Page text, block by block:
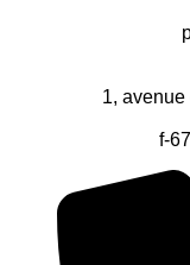
1,
f-